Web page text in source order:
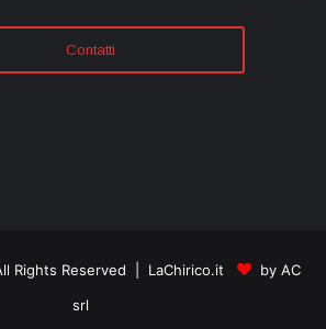
Contatti
Rights Reserved | LaChirico.it
by AC
srl